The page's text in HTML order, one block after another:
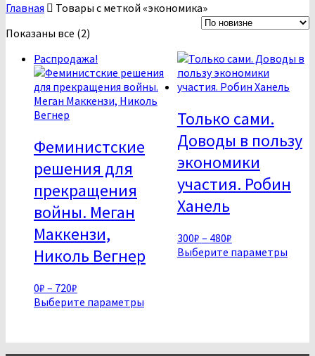
Главная
Товары с меткой «экономика»
Показаны все (2)
недавние
Распродажа!
Феминистские
решения для
прекращения
войны. Меган
Маккензи,
Николь Вегнер
0₽ – 720₽
цен:
720₽
Выберите параметры
несколько
Только сами.
Доводы в пользу
экономики
участия. Робин
Ханель
300₽ – 480₽Диапазон
цен:
Выберите параметрыЭтот